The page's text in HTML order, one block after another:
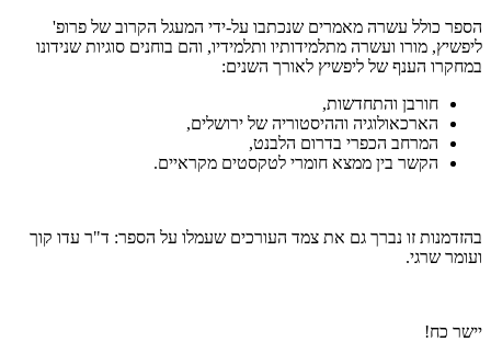
הספר כולל עשרה מאמרים שנכתבו על-ידי המעגל הקרוב של פרופ'
ליפשיץ, מורו ועשרה מתלמידותיו ותלמידיו, והם בוחנים סוגיות שנידונו
במחקרו הענף של ליפשיץ לאורך השנים:
חורבן והתחדשות,
הארכאולוגיה וההיסטוריה של ירושלים,
המרחב הכפרי בדרום הלבנט,
הקשר בין ממצא חומרי לטקסטים מקראיים.
בהזדמנות זו נברך גם את צמד העורכים שעמלו על הספר: ד"ר עדו קוך
ועומר שרגי.
יישר כח!